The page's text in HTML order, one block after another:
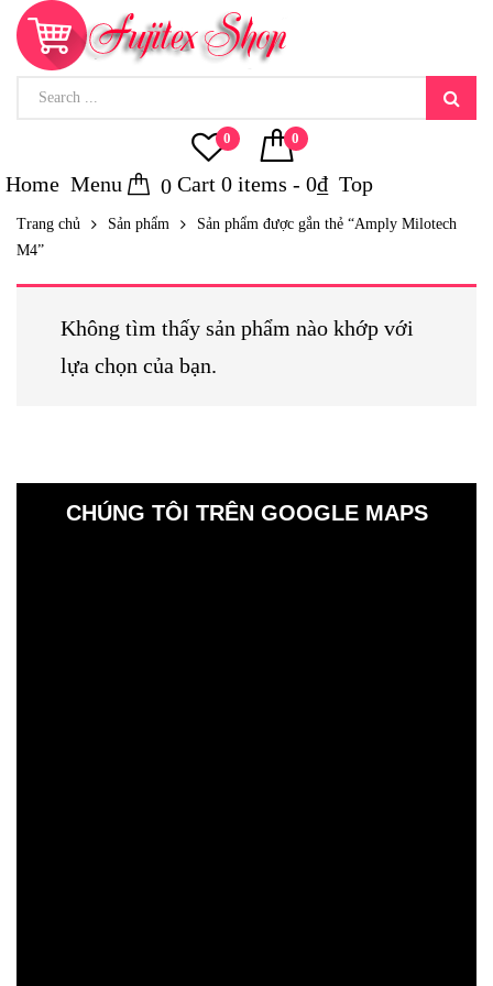
0 0
Home Menu 0 Cart 0 items - 0₫ Top
Trang chủ Sản phẩm
Sản phẩm được gắn thẻ “Amply Milotech
M4”
Không tìm thấy sản phẩm nào khớp với
lựa chọn của bạn.
CHÚNG TÔI TRÊN GOOGLE MAPS